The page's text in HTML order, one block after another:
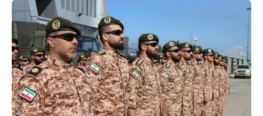
השריפות בצרפת, ספרד ונורבגיה